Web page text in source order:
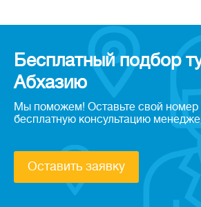
Бесплатный подбор
Абхазию
Мы поможем! Оставьте свой номер
бесплатную консультацию
Оставить заявку